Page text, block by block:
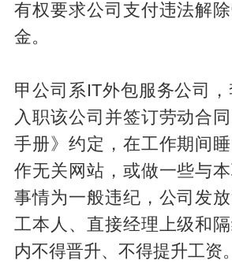
有权要求公司支付违法解
金。
甲公司系IT外包服务公司
入职该公司并签订劳动合
手册》约定，在工作期间
作无关网站，或做一些与
事情为一般违纪，公司发
工本人、直接经理上级和
内不得晋升、不得提升工资。